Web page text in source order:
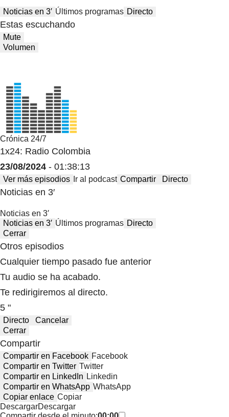
Noticias en 3′ Últimos programas Directo
Estas escuchando
Mute
Volumen
Crónica 24/7
1x24: Radio Colombia
23/08/2024 - 01:38:13
Ver más episodios Ir al podcast Compartir Directo
Noticias en 3′
Noticias en 3′
Noticias en 3′ Últimos programas Directo
Cerrar
Otros episodios
Cualquier tiempo pasado fue anterior
Tu audio se ha acabado.
Te redirigiremos al directo.
5 "
Directo
Cancelar
Cerrar
Compartir
Compartir en Facebook Facebook
Compartir en Twitter Twitter
Compartir en LinkedIn Linkedin
Compartir en WhatsApp WhatsApp
Copiar enlace Copiar
DescargarDescargar